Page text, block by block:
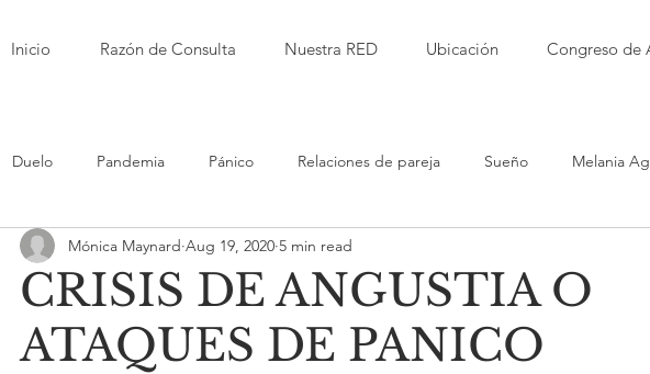
Inicio Razón de Consulta Nuestra RED Ubicación Congreso de
Duelo Pandemia Pánico Relaciones de pareja Sueño Melania
Patricia Calvo Isabel Garbanzo
Mónica Maynard Jessica Millet Leticia RImolo Sarita Alvarez
CRISIS DE ANGUSTIA O
ATAQUES DE PANICO
Mónica Maynard Aug 19, 2020 5 min read